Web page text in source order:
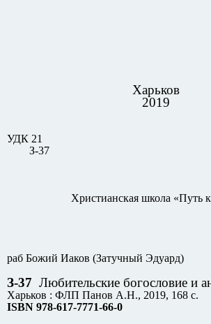
Харьков
2019
УДК 21
З-37
Христианская школа «Путь
раб Божий Иаков (Затучный Эдуард)
З-37 Любительские богословие и
Харьков : ФЛП Панов А.Н., 2019, 168 с.
ISBN 978-617-7771-66-0